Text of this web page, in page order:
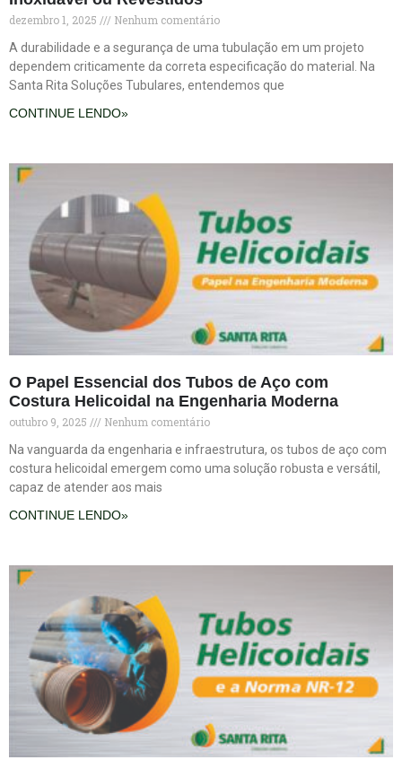
dezembro 1, 2025
Nenhum comentário
A durabilidade e a segurança de uma tubulação em um projeto
dependem criticamente da correta especificação do material. Na
Santa Rita Soluções Tubulares, entendemos que
CONTINUE LENDO»
O Papel Essencial dos Tubos de Aço com
Costura Helicoidal na Engenharia Moderna
outubro 9, 2025
Nenhum comentário
Na vanguarda da engenharia e infraestrutura, os tubos de aço com
costura helicoidal emergem como uma solução robusta e versátil,
capaz de atender aos mais
CONTINUE LENDO»